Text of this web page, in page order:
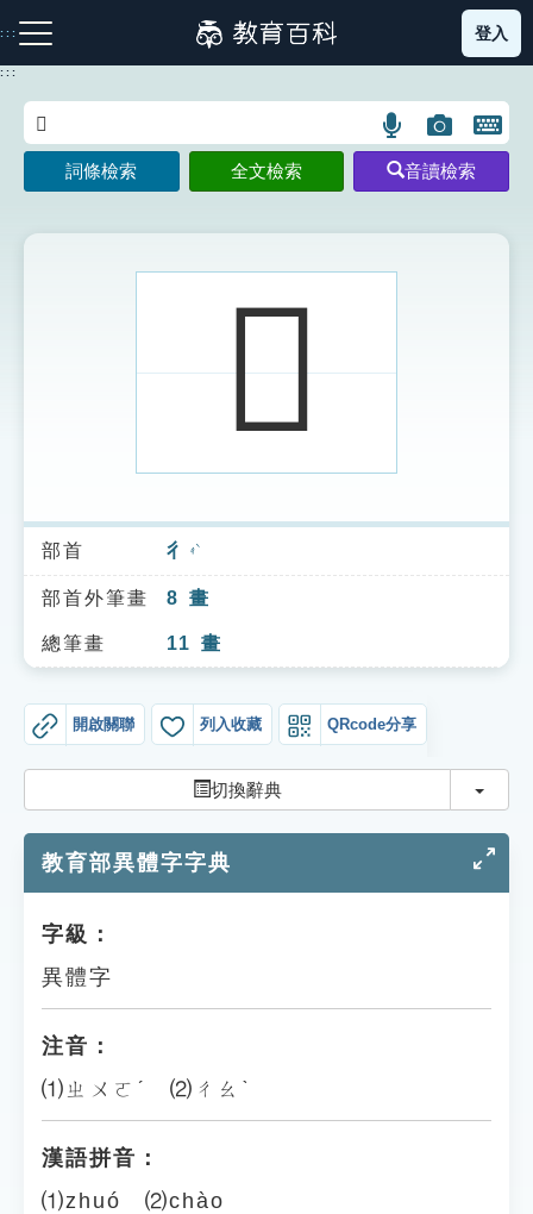
到
主
:::
注音索引圖示 筆畫索引圖示 部首索引表圖示
索引選單
知識索引
單字索引
貓頭鷹博士
登入
:::
語
言
搜
示
圖
片
搜
開
鍵
圖
詞條檢索 全文檢索 音讀檢索
𢔄
部首 彳 ㄔˋ
部首外筆畫 8 畫
總筆畫 11 畫
開啟關聯 列入收藏 QRcode分享
切換辭典 切換
教育部異體字字典
字級：
異體字
注音：
⑴ㄓㄨㄛˊ ⑵ㄔㄠˋ
漢語拼音：
⑴zhuó ⑵chào